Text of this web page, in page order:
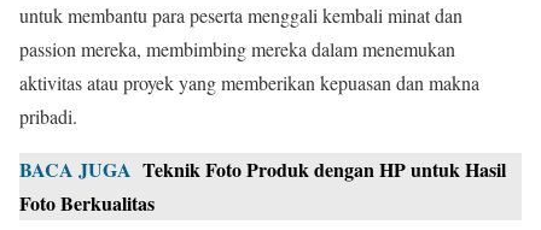
untuk membantu para peserta menggali kembali minat dan
passion mereka, membimbing mereka dalam menemukan
aktivitas atau proyek yang memberikan kepuasan dan makna
pribadi.
BACA JUGA Teknik Foto Produk dengan HP untuk Hasil
Foto Berkualitas